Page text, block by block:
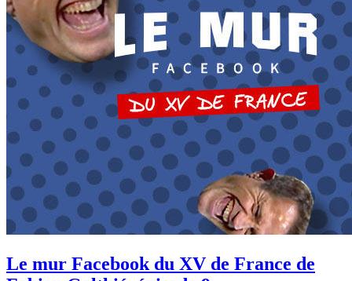
Le mur Facebook du XV de France de